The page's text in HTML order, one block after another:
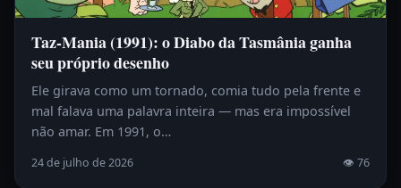
Taz-Mania (1991): o Diabo da Tasmânia ganha
seu próprio desenho
Ele girava como um tornado, comia tudo pela frente e
mal falava uma palavra inteira — mas era impossível
não amar. Em 1991, o…
24 de julho de 2026 👁 76